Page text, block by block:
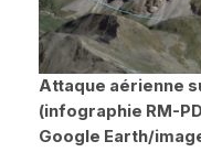
Attaque aérienne
(infographie RM-
Google Earth/